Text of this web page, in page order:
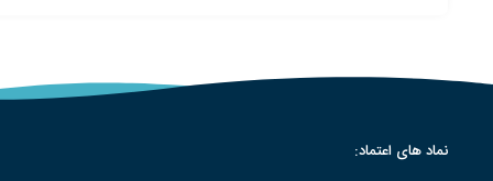
نماد های اعتماد: